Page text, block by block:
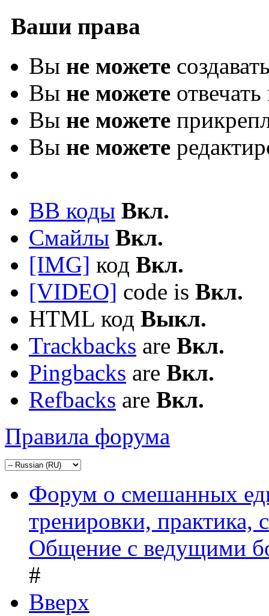
Ваши права
Вы не можете
Вы не можете
Вы не можете
Вы не можете
BB коды Вкл.
Смайлы Вкл.
[IMG] код Вкл.
[VIDEO] code is Вкл.
HTML код Выкл.
Trackbacks are Вкл.
Pingbacks are Вкл.
Refbacks are Вкл.
Правила форума
Форум о смешанных
тренировки, практика,
Общение с ведущими
#
Вверх